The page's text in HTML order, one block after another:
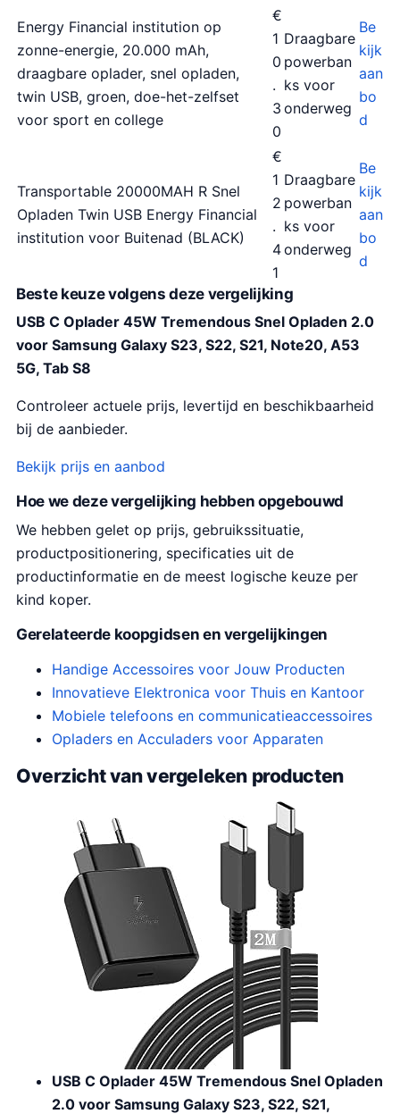
Energy Financial institution op
zonne-energie, 20.000 mAh,
draagbare oplader, snel opladen,
twin USB, groen, doe-het-zelfset
voor sport en college
€
1
0
.
3
0
Draagbare
powerban
ks voor
onderweg
Be
kijk
aan
bo
d
Transportable 20000MAH R Snel
Opladen Twin USB Energy Financial
institution voor Buitenad (BLACK)
€
1
2
.
4
1
Draagbare
powerban
ks voor
onderweg
Be
kijk
aan
bo
d
Beste keuze volgens deze vergelijking
USB C Oplader 45W Tremendous Snel Opladen 2.0
voor Samsung Galaxy S23, S22, S21, Note20, A53
5G, Tab S8
Controleer actuele prijs, levertijd en beschikbaarheid
bij de aanbieder.
Bekijk prijs en aanbod
Hoe we deze vergelijking hebben opgebouwd
We hebben gelet op prijs, gebruikssituatie,
productpositionering, specificaties uit de
productinformatie en de meest logische keuze per
kind koper.
Gerelateerde koopgidsen en vergelijkingen
Handige Accessoires voor Jouw Producten
Innovatieve Elektronica voor Thuis en Kantoor
Mobiele telefoons en communicatieaccessoires
Opladers en Acculaders voor Apparaten
Overzicht van vergeleken producten
USB C Oplader 45W Tremendous Snel Opladen
2.0 voor Samsung Galaxy S23, S22, S21,